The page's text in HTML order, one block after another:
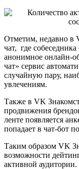
Отметим, недавно в
чат, где
анонимное онлайн-
чат» сервис
случайную пару,
увлечениям.
Также в VK
продвижения
ленте появляется
попадает в чат-бот
Таким образом VK
возможности
активной аудитории.